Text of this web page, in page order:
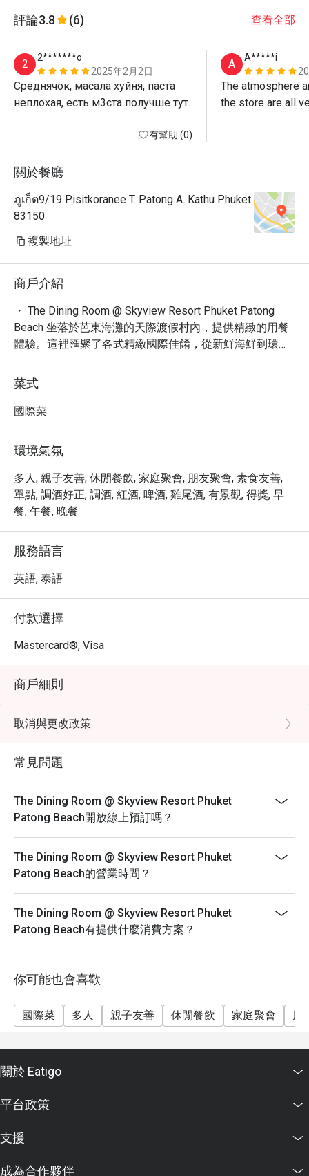
評論3.8 (6) 查看全部
2
2*******o
2025年2月2日
Среднячок, масала хуйня, паста
неплохая, есть м3ста получше тут.
有幫助 (0)
A
A*****i
The atmosphere
the store are all
關於餐廳
ภูเก็ต9/19 Pisitkoranee T. Patong A. Kathu Phuket
83150
複製地址
商戶介紹
・ The Dining Room @ Skyview Resort Phuket Patong
Beach 坐落於芭東海灘的天際渡假村內，提供精緻的用餐
體驗。這裡匯聚了各式精緻國際佳餚，從新鮮海鮮到環球
美食，每一道都是味蕾的極致享受。我們以寬敞舒適的環
境和熱情周到的服務聞名，讓您在欣賞泳池美景的同時，
享受無與倫比的用餐時光。
・ 許多旅客推薦這裡的「吃到飽」餐點，並讚賞其「菜
精心調製的「調酒」，The Dining Room 都能滿足您的期
待。此外，我們的地理位置優越，方便前往芭東海灘的各
個角落。
・ 透過 Eatigo 預訂 The Dining Room，您將享有獨家優
惠，最高可享 5 折折扣，以最划算的價格體驗頂級餐飲享
菜式
國際菜
環境氣氛
多人, 親子友善, 休閒餐飲, 家庭聚會, 朋友聚會, 素食友善,
單點, 調酒好正, 調酒, 紅酒, 啤酒, 雞尾酒, 有景觀, 得獎, 早
餐, 午餐, 晚餐
服務語言
英語, 泰語
付款選擇
Mastercard®, Visa
商戶細則
取消與更改政策
常見問題
The Dining Room @ Skyview Resort Phuket
Patong Beach開放線上預訂嗎？
The Dining Room @ Skyview Resort Phuket
Patong Beach的營業時間？
The Dining Room @ Skyview Resort Phuket
Patong Beach有提供什麼消費方案？
你可能也會喜歡
國際菜 多人 親子友善 休閒餐飲 家庭聚會 朋
關於 Eatigo
平台政策
支援
成為合作夥伴